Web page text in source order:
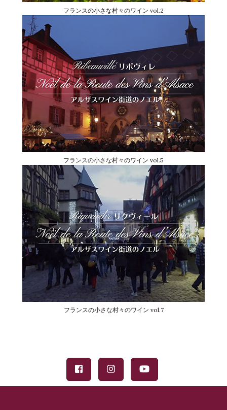
フランスの小さな村々のワイン vol.2
フランスの小さな村々のワイン vol.5
フランスの小さな村々のワイン vol.7